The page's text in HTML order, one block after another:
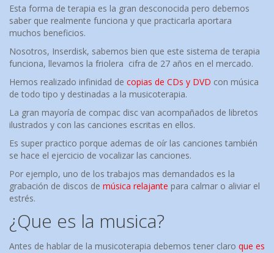
Esta forma de terapia es la gran desconocida pero debemos
saber que realmente funciona y que practicarla aportara
muchos beneficios.
Nosotros, Inserdisk, sabemos bien que este sistema de terapia
funciona, llevamos la friolera cifra de 27 años en el mercado.
Hemos realizado infinidad de copias de CDs y DVD con música
de todo tipo y destinadas a la musicoterapia.
La gran mayoría de compac disc van acompañados de libretos
ilustrados y con las canciones escritas en ellos.
Es super practico porque ademas de oír las canciones también
se hace el ejercicio de vocalizar las canciones.
Por ejemplo, uno de los trabajos mas demandados es la
grabación de discos de música relajante para calmar o aliviar el
estrés.
¿Que es la musica?
Antes de hablar de la musicoterapia debemos tener claro que es